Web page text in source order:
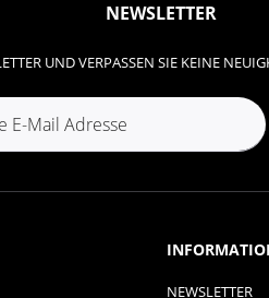
NEWSLETTER
UND VERPASSEN SIE KEINE
NEWSLETTER